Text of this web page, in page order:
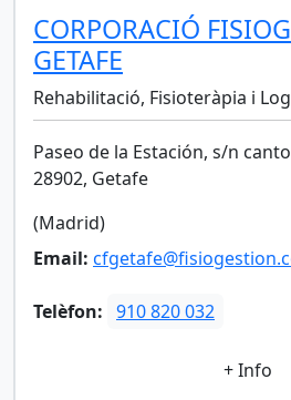
CORPORACIÓ
GETAFE
Rehabilitació, Fisioteràpia i
Paseo de la Estación, s/n
28902, Getafe
(Madrid)
Email:
Telèfon: 910 820 032
+ Info